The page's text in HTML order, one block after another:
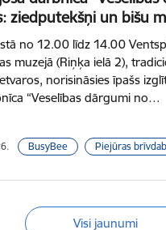
ziedputekšņi un bišu
no 12.00 līdz 14.00
muzejā (Riņķa ielā 2),
norisināsies īpašs
“Veselības dārgumi no…
BusyBee Piejūras
Visi jaunumi